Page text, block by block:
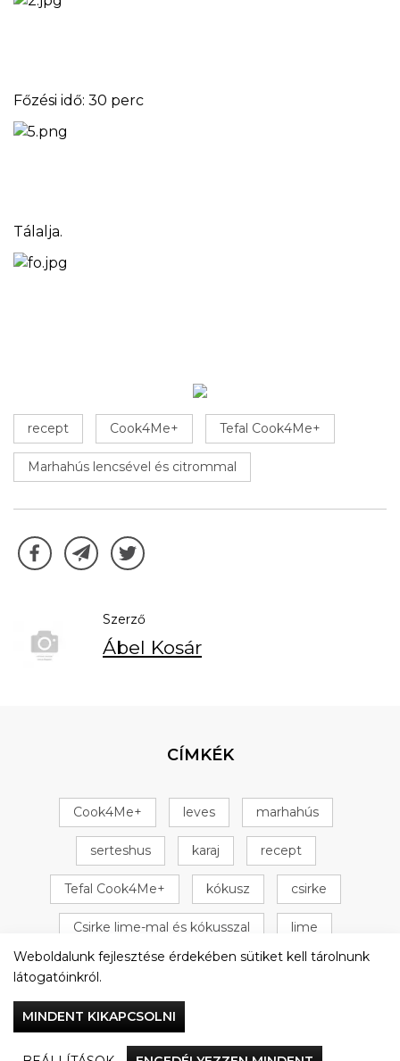
Főzési idő: 30 perc
Tálalja.
recept Cook4Me+ Tefal Cook4Me+
Marhahús lencsével és citrommal
Szerző
Ábel Kosár
CÍMKÉK
Cook4Me+ leves marhahús
serteshus karaj recept
Tefal Cook4Me+ kókusz csirke
Csirke lime-mal és kókusszal lime
+ 16 következő
Weboldalunk fejlesztése érdekében sütiket kell tárolnunk
látogatóinkról.
MINDENT KIKAPCSOLNI